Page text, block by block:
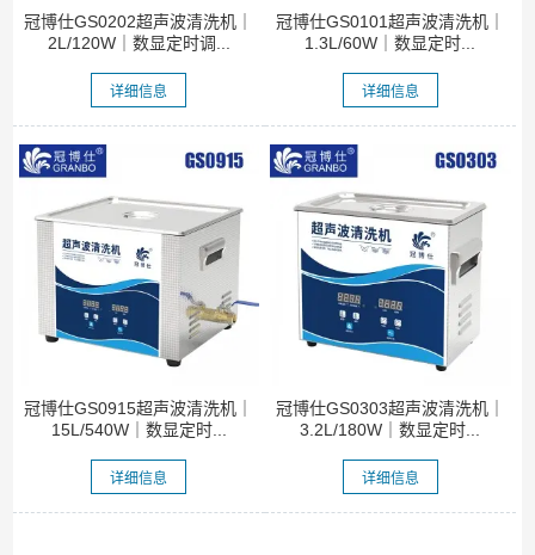
冠博仕GS0202超声波清洗机｜
2L/120W｜数显定时调...
详细信息
冠博仕GS0101超声波清洗机｜
1.3L/60W｜数显定时...
详细信息
冠博仕GS0915超声波清洗机｜
15L/540W｜数显定时...
详细信息
冠博仕GS0303超声波清洗机｜
3.2L/180W｜数显定时...
详细信息